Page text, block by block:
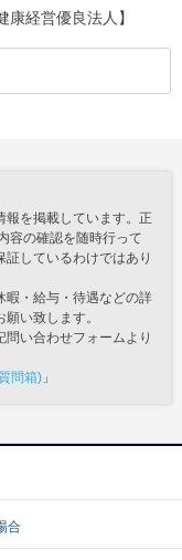
経営優良法人】
報を掲載しています。正
容の確認を随時行って
しているわけではあり
暇・給与・待遇などの詳
い致します。
い合わせフォームより
問箱) 」
合